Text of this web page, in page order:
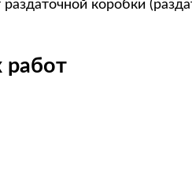
коробки